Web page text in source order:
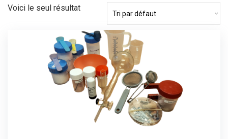
Voici le seul résultat